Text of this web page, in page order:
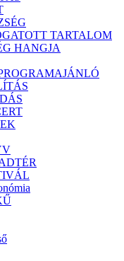
TARTALOM
HANGJA